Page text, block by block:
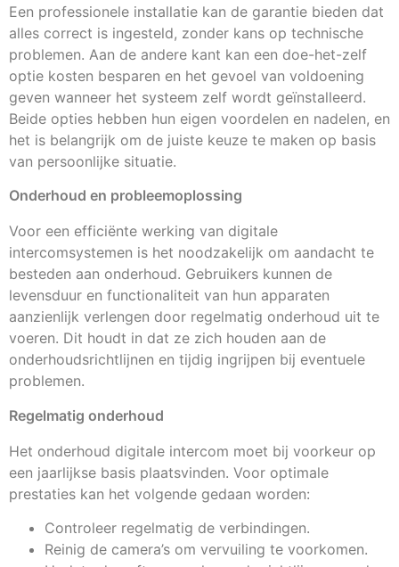
Een professionele installatie kan de garantie bieden dat
alles correct is ingesteld, zonder kans op technische
problemen. Aan de andere kant kan een doe-het-zelf
optie kosten besparen en het gevoel van voldoening
geven wanneer het systeem zelf wordt geïnstalleerd.
Beide opties hebben hun eigen voordelen en nadelen, en
het is belangrijk om de juiste keuze te maken op basis
van persoonlijke situatie.
Onderhoud en probleemoplossing
Voor een efficiënte werking van digitale
intercomsystemen is het noodzakelijk om aandacht te
besteden aan onderhoud. Gebruikers kunnen de
levensduur en functionaliteit van hun apparaten
aanzienlijk verlengen door regelmatig onderhoud uit te
voeren. Dit houdt in dat ze zich houden aan de
onderhoudsrichtlijnen en tijdig ingrijpen bij eventuele
problemen.
Regelmatig onderhoud
Het onderhoud digitale intercom moet bij voorkeur op
een jaarlijkse basis plaatsvinden. Voor optimale
prestaties kan het volgende gedaan worden:
Controleer regelmatig de verbindingen.
Reinig de camera’s om vervuiling te voorkomen.